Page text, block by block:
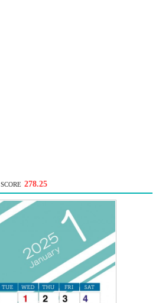
SCORE 278.25